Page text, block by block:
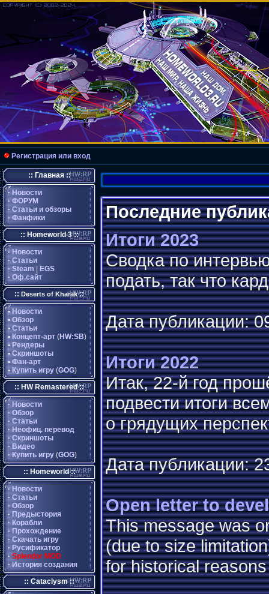
Регистрация или вход
:: Главная ::
· Новости
· ФОРУМ
· Статьи и обзоры
· Фанфики
:: Homeworld 3 ::
· Новости
· Статьи
· Steam
EGS
· Оф.сайт
:: Deserts of Kharak::
• Новости
• Обзор
• Статьи
• Концепт-арт (HW:SB)
• Рендеры
• Скриншоты
• Фан-арт
• Купить игру (GOG)
:: HW Remastered ::
· Новости
· Обзор
· Статьи
· Неофиц. перевод
· Скриншоты
· Видео
· Купить игру (GOG)
:: Homeworld ::
· Новости
· Статьи
· Обзор
· Предыстория
· Корабли
· Прохождение
· Скачать игру
· Русификатор
· Splendor MOD
· История создания
:: Cataclysm ::
Последние
Итоги 2023
Сводка по
подать, так что
Дата публикации:
Итоги 2022
Итак, 22-й год
подвести итоги
о грядущих
Дата публикации:
Open letter to
This message was
(due to size
for historical